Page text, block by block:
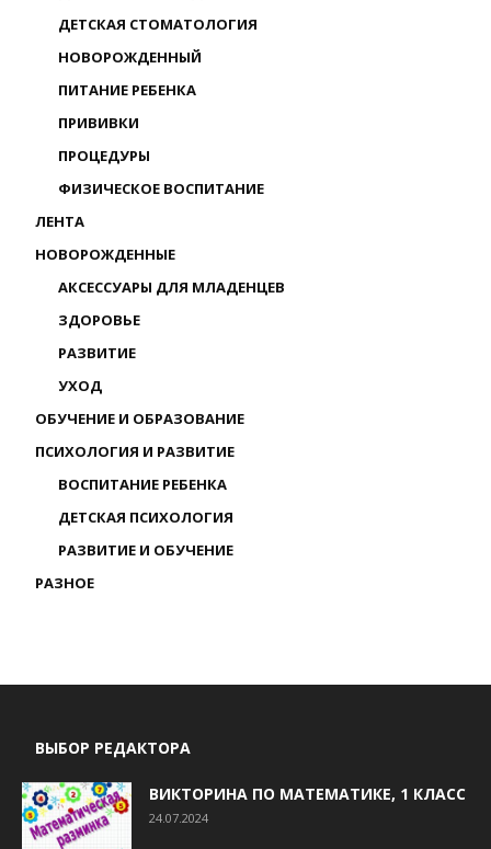
ДЕТСКАЯ СТОМАТОЛОГИЯ
НОВОРОЖДЕННЫЙ
ПИТАНИЕ РЕБЕНКА
ПРИВИВКИ
ПРОЦЕДУРЫ
ФИЗИЧЕСКОЕ ВОСПИТАНИЕ
ЛЕНТА
НОВОРОЖДЕННЫЕ
АКСЕССУАРЫ ДЛЯ МЛАДЕНЦЕВ
ЗДОРОВЬЕ
РАЗВИТИЕ
УХОД
ОБУЧЕНИЕ И ОБРАЗОВАНИЕ
ПСИХОЛОГИЯ И РАЗВИТИЕ
ВОСПИТАНИЕ РЕБЕНКА
ДЕТСКАЯ ПСИХОЛОГИЯ
РАЗВИТИЕ И ОБУЧЕНИЕ
РАЗНОЕ
ВЫБОР РЕДАКТОРА
ВИКТОРИНА ПО МАТЕМАТИКЕ, 1 КЛАСС
24.07.2024